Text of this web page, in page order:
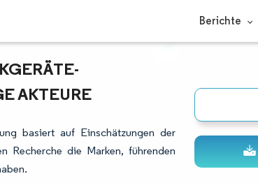
Berichte
AKTEURE
basiert auf Einschätzungen der
Recherche die Marken, führenden